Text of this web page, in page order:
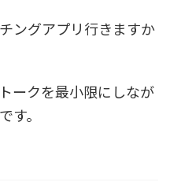
ングアプリ行きますか
ークを最小限にしなが
す。